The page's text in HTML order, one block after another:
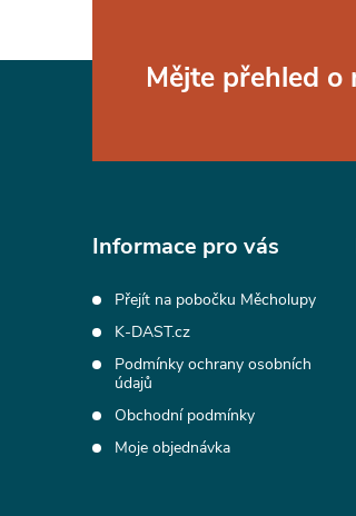
Mějte přehled o
Informace pro vás
Přejít na pobočku Měcholupy
K-DAST.cz
Podmínky ochrany osobních
údajů
Obchodní podmínky
Moje objednávka